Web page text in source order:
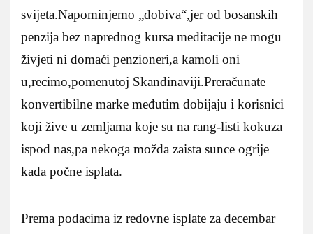
svijeta.Napominjemo „dobiva“,jer od bosanskih
penzija bez naprednog kursa meditacije ne mogu
živjeti ni domaći penzioneri,a kamoli oni
u,recimo,pomenutoj Skandinaviji.Preračunate
konvertibilne marke međutim dobijaju i korisnici
koji žive u zemljama koje su na rang-listi kokuza
ispod nas,pa nekoga možda zaista sunce ogrije
kada počne isplata.
Prema podacima iz redovne isplate za decembar